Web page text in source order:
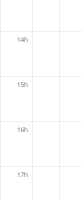
14h
15h
16h
17h